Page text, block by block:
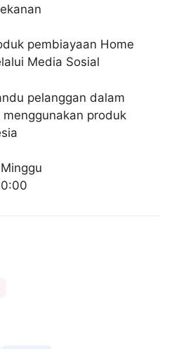
pembiayaan Home
Media Sosial
pelanggan dalam
produk